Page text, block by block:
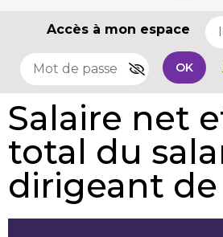
Accès à mon espace
OK
Salaire net
total du
dirigeant de